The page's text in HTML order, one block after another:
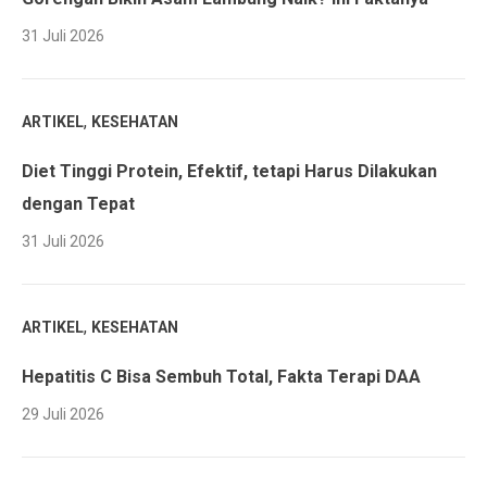
31 Juli 2026
ARTIKEL, KESEHATAN
Diet Tinggi Protein, Efektif, tetapi Harus Dilakukan
dengan Tepat
31 Juli 2026
ARTIKEL, KESEHATAN
Hepatitis C Bisa Sembuh Total, Fakta Terapi DAA
29 Juli 2026